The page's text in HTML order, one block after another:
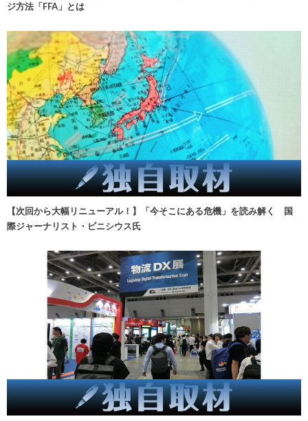
ジ方法「FFA」とは
【次回から大幅リニューアル！】「今そこにある危機」を読み解く 国
際ジャーナリスト・ビニシウス氏